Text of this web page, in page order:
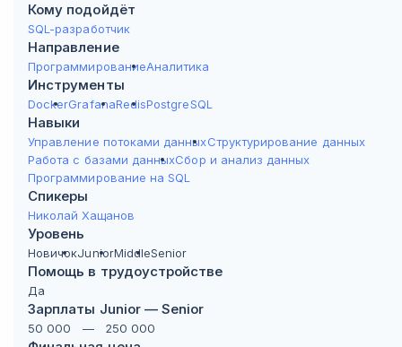
Кому подойдёт
SQL-разработчик
Направление
ПрограммированиеАналитика
Инструменты
DockerGrafanaRedisPostgreSQL
Навыки
Управление потоками данныхСтруктурирование данных
Работа с базами данныхСбор и анализ данных
Программирование на SQL
Спикеры
Николай Хащанов
Уровень
НовичокJuniorMiddleSenior
Помощь в трудоустройстве
Да
Зарплаты Junior — Senior
50 000 — 250 000